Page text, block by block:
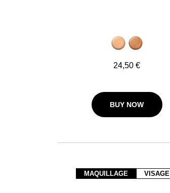
24,50 €
BUY NOW
MAQUILLAGE VISAGE